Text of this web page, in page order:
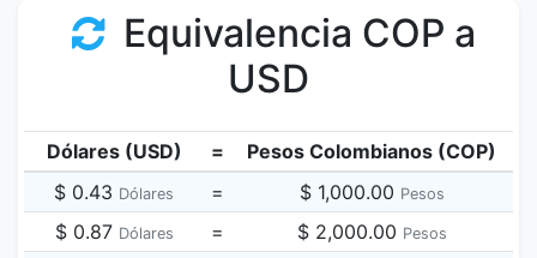
Equivalencia COP a
USD
Dólares (USD) =
Pesos Colombianos (COP)
$ 0.43 Dólares = $ 1,000.00 Pesos
$ 0.87 Dólares = $ 2,000.00 Pesos